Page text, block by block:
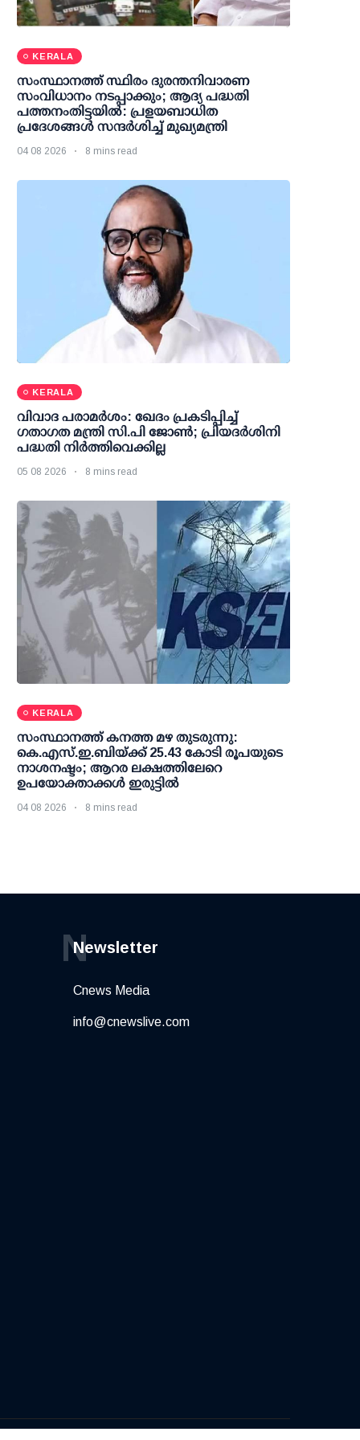
KERALA
സംസ്ഥാനത്ത് സ്ഥിരം ദുരന്തനിവാരണ
സംവിധാനം നടപ്പാക്കും; ആദ്യ പദ്ധതി
പത്തനംതിട്ടയില്‍: പ്രളയബാധിത
പ്രദേശങ്ങള്‍ സന്ദര്‍ശിച്ച് മുഖ്യമന്ത്രി
04 08 2026 8 mins read
KERALA
വിവാദ പരാമര്‍ശം: ഖേദം പ്രകടിപ്പിച്ച്
ഗതാഗത മന്ത്രി സി.പി ജോണ്‍; പ്രിയദര്‍ശിനി
പദ്ധതി നിര്‍ത്തിവെക്കില്ല
05 08 2026 8 mins read
KERALA
സംസ്ഥാനത്ത് കനത്ത മഴ തുടരുന്നു:
കെ.എസ്.ഇ.ബിയ്ക്ക് 25.43 കോടി രൂപയുടെ
നാശനഷ്ടം; ആറര ലക്ഷത്തിലേറെ
ഉപയോക്താക്കള്‍ ഇരുട്ടില്‍
04 08 2026 8 mins read
Newsletter
N
Cnews Media
info@cnewslive.com